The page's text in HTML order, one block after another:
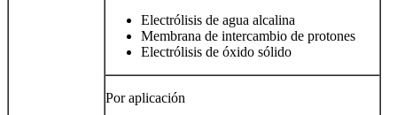
Electrólisis de agua alcalina
Membrana de intercambio de protones
Electrólisis de óxido sólido
Por aplicación